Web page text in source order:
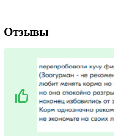
Отзывы